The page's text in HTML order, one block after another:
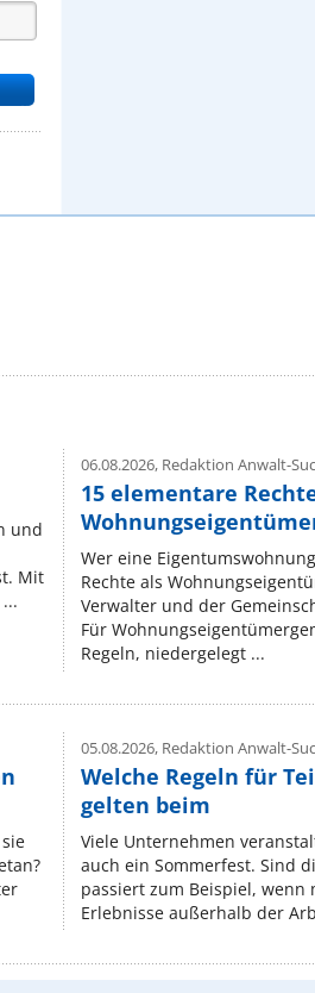
und
Mit
06.08.2026,Redaktion Anwalt-
15 elementare
Wer eine
Rechte als
Verwalter und der
Für
Regeln, niedergelegt ...
05.08.2026,Redaktion Anwalt-
Welche Regeln für
gelten beim
Viele Unternehmen
auch ein Sommerfest. Sind
passiert zum Beispiel, wenn
Erlebnisse außerhalb der